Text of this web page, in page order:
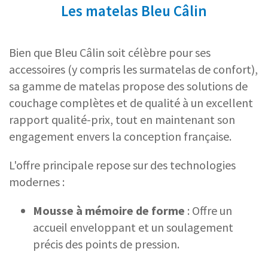
Les matelas Bleu Câlin
Bien que Bleu Câlin soit célèbre pour ses
accessoires (y compris les surmatelas de confort),
sa gamme de matelas propose des solutions de
couchage complètes et de qualité à un excellent
rapport qualité-prix, tout en maintenant son
engagement envers la conception française.
L'offre principale repose sur des technologies
modernes :
Mousse à mémoire de forme : Offre un
accueil enveloppant et un soulagement
précis des points de pression.